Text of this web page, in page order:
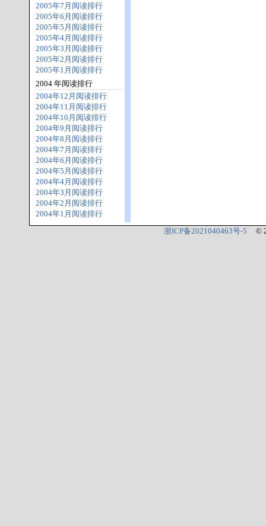
2005年7月阅读排行
2005年6月阅读排行
2005年5月阅读排行
2005年4月阅读排行
2005年3月阅读排行
2005年2月阅读排行
2005年1月阅读排行
2004 年阅读排行
2004年12月阅读排行
2004年11月阅读排行
2004年10月阅读排行
2004年9月阅读排行
2004年8月阅读排行
2004年7月阅读排行
2004年6月阅读排行
2004年5月阅读排行
2004年4月阅读排行
2004年3月阅读排行
2004年2月阅读排行
2004年1月阅读排行
浙ICP备2021040463号-5 ©